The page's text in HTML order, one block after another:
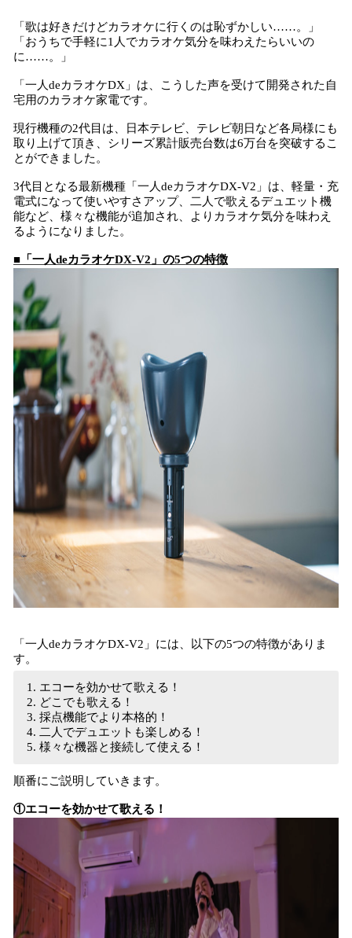
中
で
す
「歌は好きだけどカラオケに行くのは恥ずかしい……。」
「おうちで手軽に1人でカラオケ気分を味わえたらいいの
に……。」
「一人deカラオケDX」は、こうした声を受けて開発された自
宅用のカラオケ家電です。
現行機種の2代目は、日本テレビ、テレビ朝日など各局様にも
取り上げて頂き、シリーズ累計販売台数は6万台を突破するこ
とができました。
3代目となる最新機種「一人deカラオケDX-V2」は、軽量・充
電式になって使いやすさアップ、二人で歌えるデュエット機
能など、様々な機能が追加され、よりカラオケ気分を味わえ
るようになりました。
■「一人deカラオケDX-V2」の5つの特徴
「一人deカラオケDX-V2」には、以下の5つの特徴がありま
す。
エコーを効かせて歌える！
どこでも歌える！
採点機能でより本格的！
二人でデュエットも楽しめる！
様々な機器と接続して使える！
順番にご説明していきます。
①エコーを効かせて歌える！